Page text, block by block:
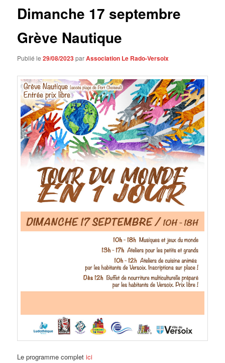
Dimanche 17 septembre
Grève Nautique
Publié le29/08/2023parAssociation Le Rado-Versoix
Le programme completici